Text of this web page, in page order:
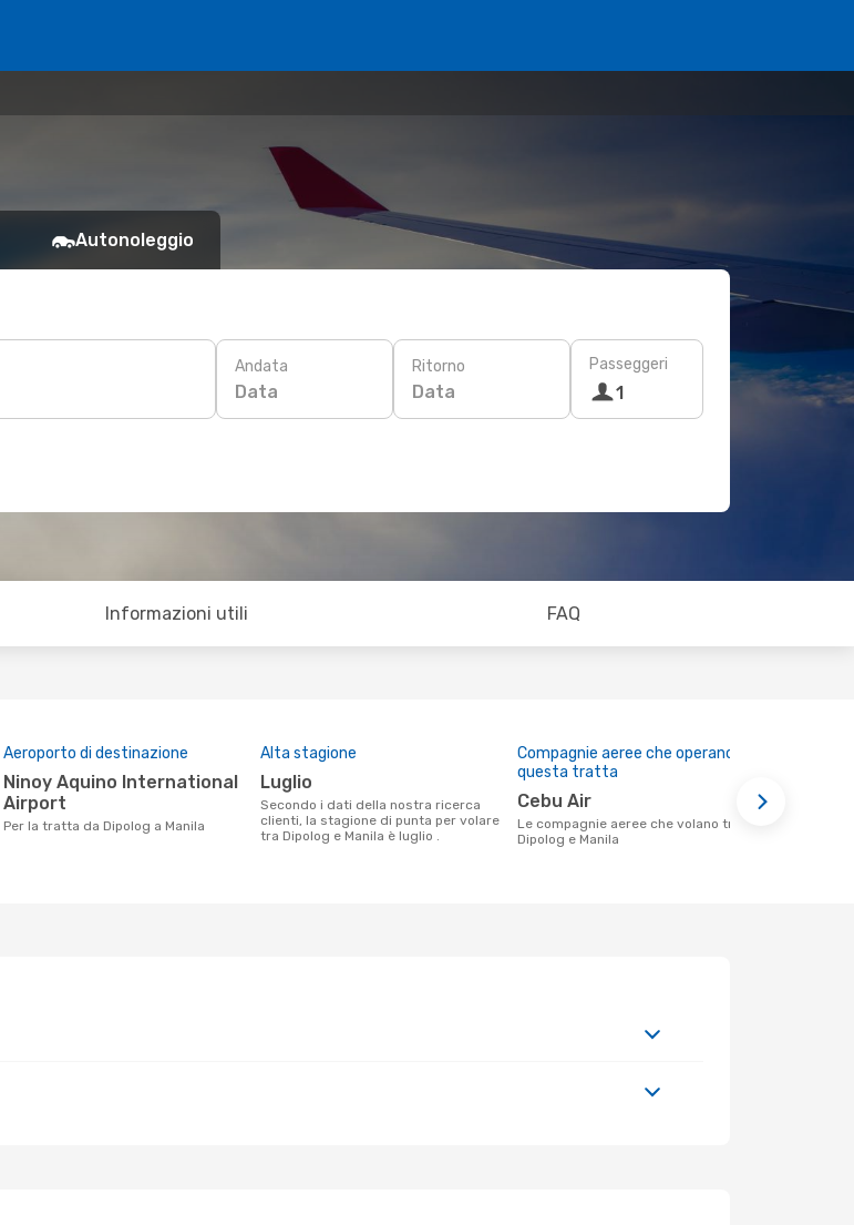
Autonoleggio
Andata
Data
Ritorno
Data
Passeggeri
1
Informazioni utili FAQ
Aeroporto di destinazione
Ninoy Aquino International
Airport
Per la tratta da Dipolog a Manila
Alta stagione
luglio
Secondo i dati della nostra ricerca
clienti, la stagione di punta per volare
tra Dipolog e Manila è luglio .
Compagnie aeree che operano su
questa tratta
Cebu Air
Le compagnie aeree che volano tra
Dipolog e Manila